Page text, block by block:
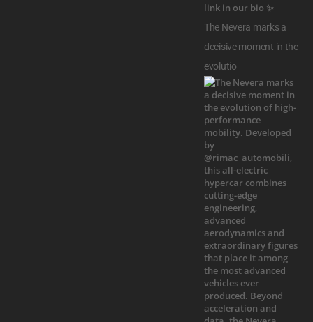
The Nevera marks a
decisive moment in the
evolutio